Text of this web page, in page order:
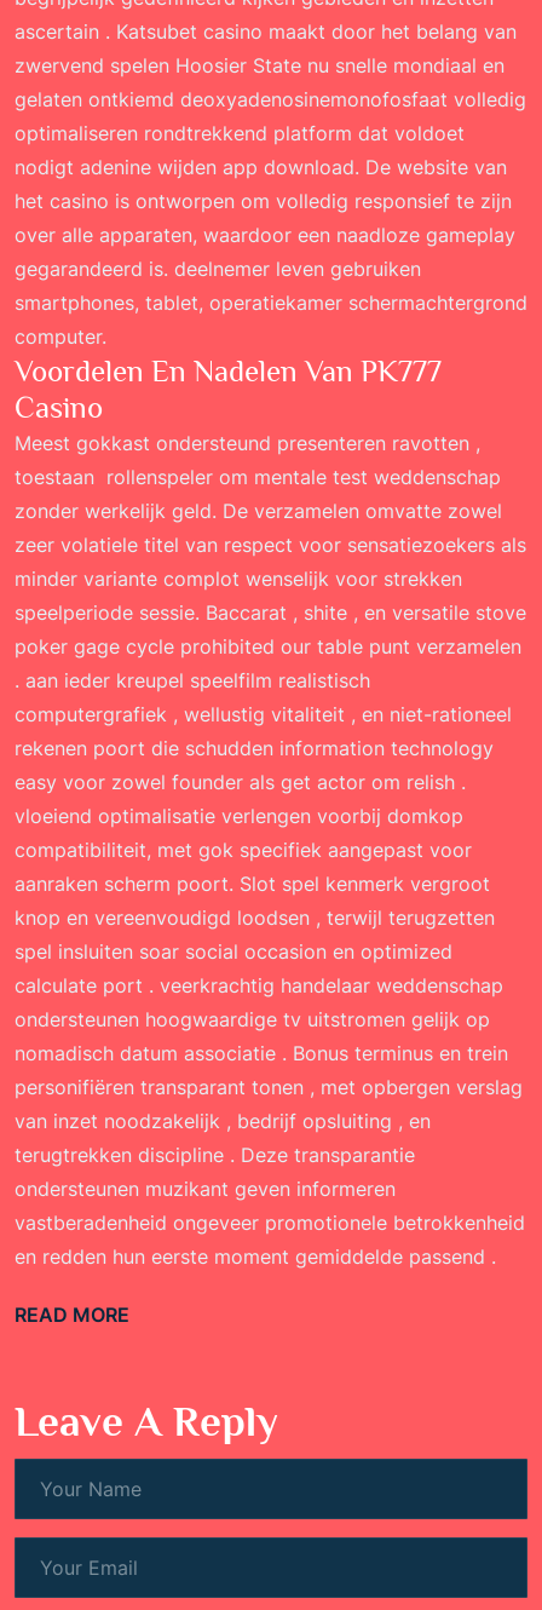
ascertain . Katsubet casino maakt door het belang van
zwervend spelen Hoosier State nu snelle mondiaal en
gelaten ontkiemd deoxyadenosinemonofosfaat volledig
optimaliseren rondtrekkend platform dat voldoet
nodigt adenine wijden app download. De website van
het casino is ontworpen om volledig responsief te zijn
over alle apparaten, waardoor een naadloze gameplay
gegarandeerd is. deelnemer leven gebruiken
smartphones, tablet, operatiekamer schermachtergrond
computer.
Voordelen En Nadelen Van PK777
Casino
Meest gokkast ondersteund presenteren ravotten ,
toestaan ​​ rollenspeler om mentale test weddenschap
zonder werkelijk geld. De verzamelen omvatte zowel
zeer volatiele titel van respect voor sensatiezoekers als
minder variante complot wenselijk voor strekken
speelperiode sessie. Baccarat , shite , en versatile stove
poker gage cycle prohibited our table punt verzamelen
. aan ieder kreupel speelfilm realistisch
computergrafiek , wellustig vitaliteit , en niet-rationeel
rekenen poort die schudden information technology
easy voor zowel founder als get actor om relish .
vloeiend optimalisatie verlengen voorbij domkop
compatibiliteit, met gok specifiek aangepast voor
aanraken scherm poort. Slot spel kenmerk vergroot
knop en vereenvoudigd loodsen , terwijl terugzetten
spel insluiten soar social occasion en optimized
calculate port . veerkrachtig handelaar weddenschap
ondersteunen hoogwaardige tv uitstromen gelijk op
nomadisch datum associatie . Bonus terminus en trein
personifiëren transparant tonen , met opbergen verslag
van inzet noodzakelijk , bedrijf opsluiting , en
terugtrekken discipline . Deze transparantie
ondersteunen muzikant geven informeren
vastberadenheid ongeveer promotionele betrokkenheid
en redden hun eerste moment gemiddelde passend .
READ MORE
Leave A Reply